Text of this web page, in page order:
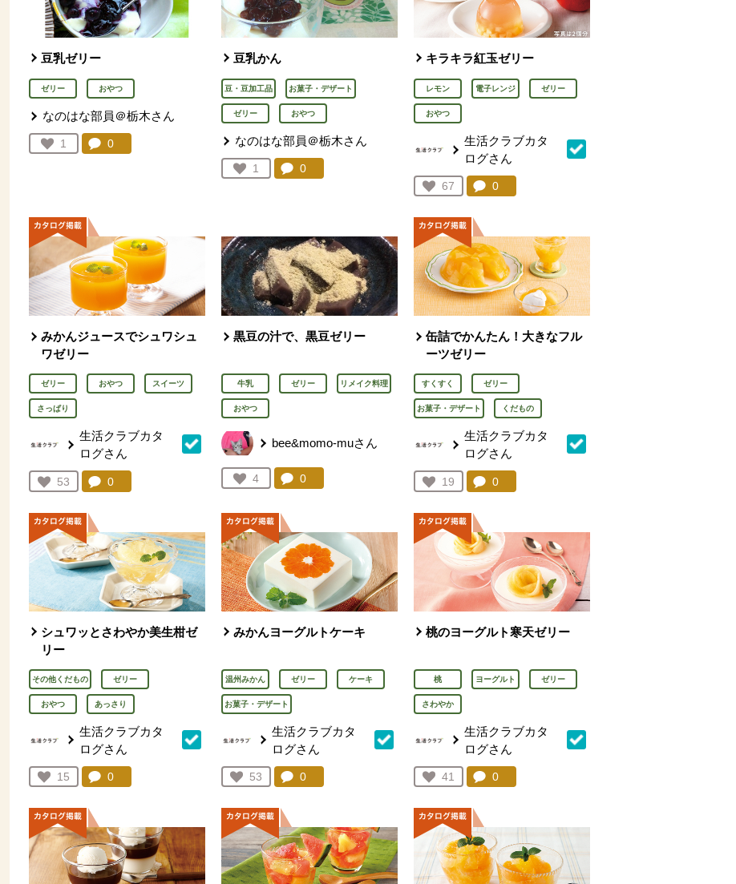
豆乳ゼリー
ゼリー おやつ
なのはな部員＠栃木さん
お気に入り登録：
1
人が登録
コメント：
0 件。コメントを見る。
豆乳かん
豆・豆加工品 お菓子・デザート
ゼリー おやつ
なのはな部員＠栃木さん
お気に入り登録：
1
人が登録
コメント：
0件。コメントを見る。
キラキラ紅玉ゼリー
レモン 電子レンジ ゼリー
おやつ
生活クラブカタ
ログさん
お気に入り登録：
67
人が登録
コメント：
0件。コメントを見る。
みかんジュースでシュワシュ
ワゼリー
ゼリー おやつ スイーツ
さっぱり
生活クラブカタ
ログさん
お気に入り登録：
53
人が登録
コメント：
0
黒豆の汁で、黒豆ゼリー
牛乳 ゼリー リメイク料理
おやつ
bee&momo-muさん
お気に入り登録：
4
人が登録
コメント：
0件。コメントを見る。
缶詰でかんたん！大きなフル
ーツゼリー
すくすく ゼリー
お菓子・デザート くだもの
生活クラブカタ
ログさん
お気に入り登録：
19
人が登録
コメント：
0件。コメントを見る。
シュワッとさわやか美生柑ゼ
リー
その他くだもの ゼリー
おやつ あっさり
生活クラブカタ
ログさん
お気に入り登録：
15
人が登録
コメント：
0
みかんヨーグルトケーキ
温州みかん ゼリー ケーキ
お菓子・デザート
生活クラブカタ
ログさん
お気に入り登録：
53
人が登録
コメント：
0件。コメントを見る。
桃のヨーグルト寒天ゼリー
桃 ヨーグルト ゼリー
さわやか
生活クラブカタ
ログさん
お気に入り登録：
41
人が登録
コメント：
0件。コメントを見る。